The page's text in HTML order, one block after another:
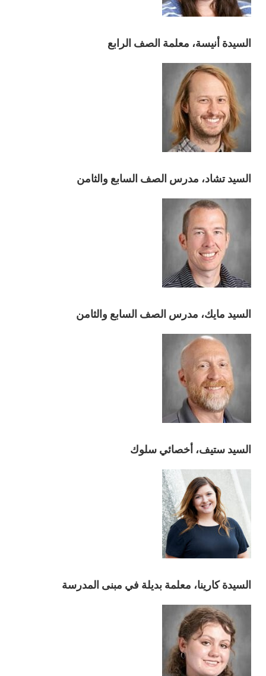
السيدة أنيسة، معلمة الصف الرابع
السيد تشاد، مدرس الصف السابع والثامن
السيد مايك، مدرس الصف السابع والثامن
السيد ستيف، أخصائي سلوك
السيدة كارينا، معلمة بديلة في مبنى المدرسة